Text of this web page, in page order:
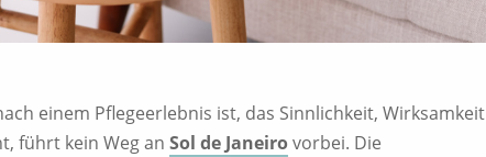
einem Pflegeerlebnis ist, das Sinnlichkeit, Wirksamkeit
führt kein Weg an Sol de Janeirovorbei. Die